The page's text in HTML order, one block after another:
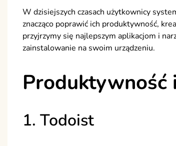
W dzisiejszych czasach użytkownicy
znacząco poprawić ich produktywność,
przyjrzymy się najlepszym aplikacjom i
zainstalowanie na swoim urządzeniu.
Produktywność
1. Todoist